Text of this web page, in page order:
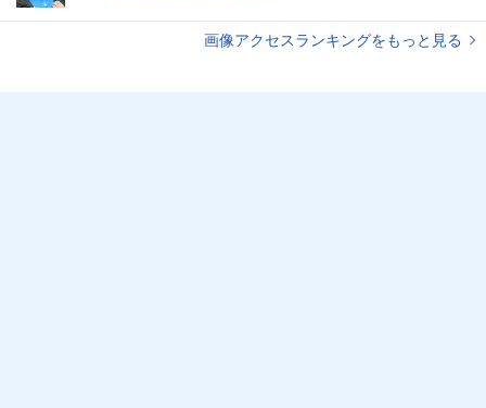
画像アクセスランキングをもっと見る